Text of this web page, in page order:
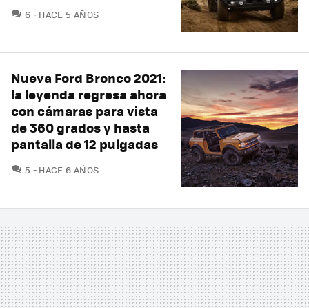
6 COMENTARIOS
HACE 5 AÑOS
Nueva Ford Bronco 2021:
la leyenda regresa ahora
con cámaras para vista
de 360 grados y hasta
pantalla de 12 pulgadas
5 COMENTARIOS
HACE 6 AÑOS